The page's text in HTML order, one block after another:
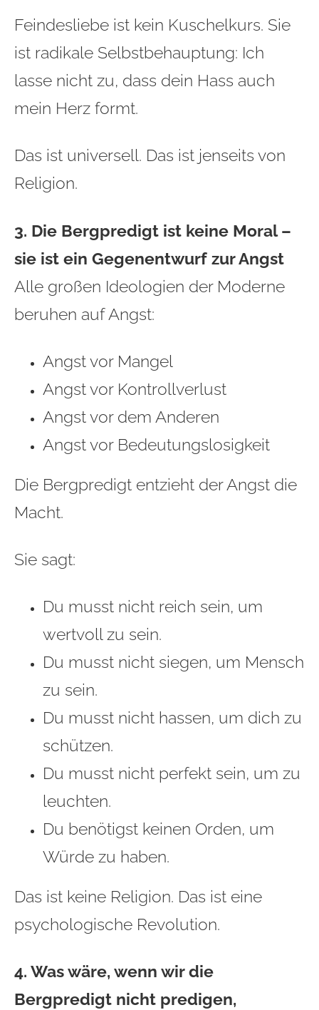
Feindesliebe ist kein Kuschelkurs. Sie
ist radikale Selbstbehauptung: Ich
lasse nicht zu, dass dein Hass auch
mein Herz formt.
Das ist universell. Das ist jenseits von
Religion.
3. Die Bergpredigt ist keine Moral –
sie ist ein Gegenentwurf zur Angst
Alle großen Ideologien der Moderne
beruhen auf Angst:
Angst vor Mangel
Angst vor Kontrollverlust
Angst vor dem Anderen
Angst vor Bedeutungslosigkeit
Die Bergpredigt entzieht der Angst die
Macht.
Sie sagt:
Du musst nicht reich sein, um
wertvoll zu sein.
Du musst nicht siegen, um Mensch
zu sein.
Du musst nicht hassen, um dich zu
schützen.
Du musst nicht perfekt sein, um zu
leuchten.
Du benötigst keinen Orden, um
Würde zu haben.
Das ist keine Religion. Das ist eine
psychologische Revolution.
4. Was wäre, wenn wir die
Bergpredigt nicht predigen,